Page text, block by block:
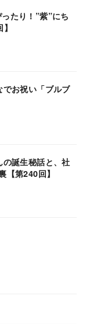
たり！”紫”にち
お祝い「ブルブ
誕生秘話と、社
【第240回】